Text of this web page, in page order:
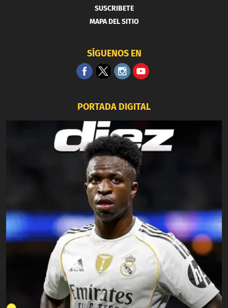
SUSCRIBETE
MAPA DEL SITIO
SÍGUENOS EN
PORTADA DIGITAL